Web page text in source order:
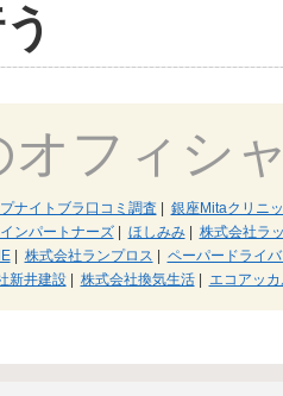
オフィシ
ナイトブラ口コミ調査
銀座Mitaクリニ
ンパートナーズ| ほしみみ|
株式会社ラ
| 株式会社ランプロス
ペーパードライ
新井建設| 株式会社換気生活| エコアッ